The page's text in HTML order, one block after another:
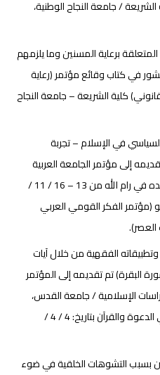
/ جامعة النجاح الوطنية،
برعاية المسنين وما يلزمهم
في كتاب وقائع مؤتمر (رعاية
كلية الشريعة – جامعة النجاح
في الإسلام – تجربة
إلى مؤتمر الجامعة العربية
الأمريكية – جنين، والذي تم عقده في رام الله من 13 – 16 / 11 /
هو (مؤتمر الفكر القومي العربي
الفقهية من خلال آيات
البقرة) تم تقديمه إلى المؤتمر
الإسلامية / جامعة القدس،
والذي تم عقده في مبنى كليتي الدعوة والقرآن بتاريخ: 4 / 4 /
بسبب التشوهات الخلقية في ضوء